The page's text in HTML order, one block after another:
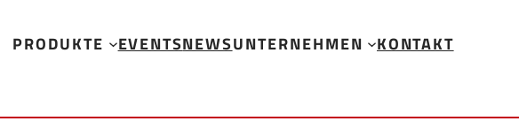
PRODUKTE EVENTSNEWSUNTERNEHMEN KONTAKT